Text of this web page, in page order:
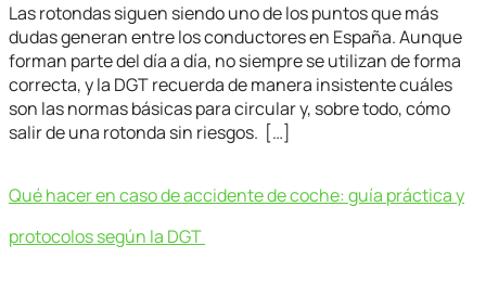
Las rotondas siguen siendo uno de los puntos que más
dudas generan entre los conductores en España. Aunque
forman parte del día a día, no siempre se utilizan de forma
correcta, y la DGT recuerda de manera insistente cuáles
son las normas básicas para circular y, sobre todo, cómo
salir de una rotonda sin riesgos. […]
Qué hacer en caso de accidente de coche: guía práctica y
protocolos según la DGT